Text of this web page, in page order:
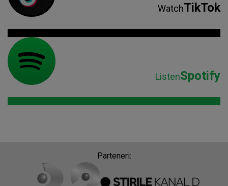
WatchTikTok
ListenSpotify
Parteneri: